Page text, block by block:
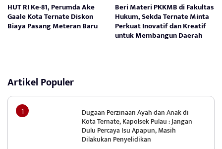
HUT RI Ke-81, Perumda Ake
Gaale Kota Ternate Diskon
Biaya Pasang Meteran Baru
Beri Materi PKKMB di Fakultas
Hukum, Sekda Ternate Minta
Perkuat Inovatif dan Kreatif
untuk Membangun Daerah
Artikel Populer
Dugaan Perzinaan Ayah dan Anak di
Kota Ternate, Kapolsek Pulau : Jangan
Dulu Percaya Isu Apapun, Masih
Dilakukan Penyelidikan